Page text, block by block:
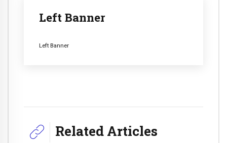
Left Banner
Left Banner
Related Articles